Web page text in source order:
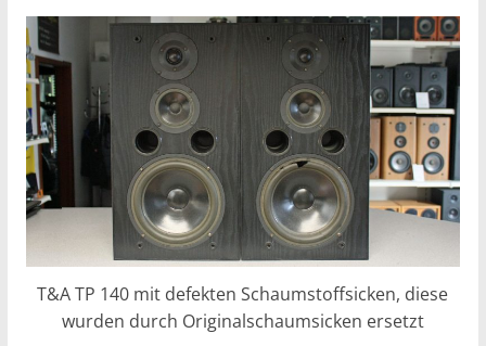
T&A TP 140 mit defekten Schaumstoffsicken, diese
wurden durch Originalschaumsicken ersetzt